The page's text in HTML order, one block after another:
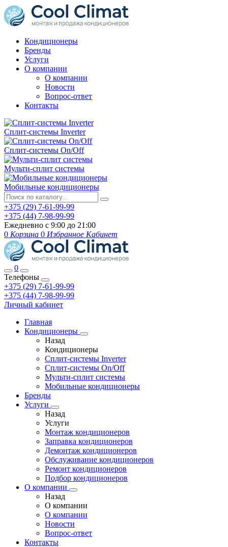
Кондиционеры
Бренды
Услуги
О компании
О компании
Новости
Вопрос-ответ
Контакты
Сплит-системы Inverter
Сплит-системы On/Off
Мульти-сплит системы
Мобильные кондиционеры
+375 (29) 7-61-99-99
+375 (44) 7-98-99-99
Ежедневно с 9:00 до 21:00
0 Корзина 0 Избранное Кабинет
0
Телефоны
+375 (29) 7-61-99-99
+375 (44) 7-98-99-99
Личный кабинет
Главная
Кондиционеры
Назад
Кондиционеры
Сплит-системы Inverter
Сплит-системы On/Off
Мульти-сплит системы
Мобильные кондиционеры
Бренды
Услуги
Назад
Услуги
Монтаж кондиционеров
Заправка кондиционеров
Демонтаж кондиционеров
Обслуживание кондиционеров
Ремонт кондиционеров
Подбор кондиционеров
О компании
Назад
О компании
О компании
Новости
Вопрос-ответ
Контакты